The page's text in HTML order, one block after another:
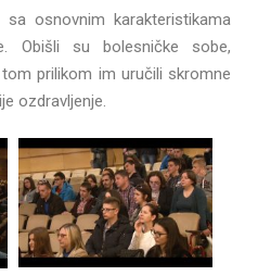
osnovnim karakteristikama
Obišli su bolesničke sobe,
prilikom im uručili skromne
ozdravljenje.